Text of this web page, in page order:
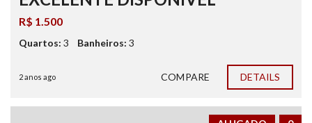
R$ 1.500
Quartos: 3 Banheiros: 3
2 anos ago COMPARE DETAILS